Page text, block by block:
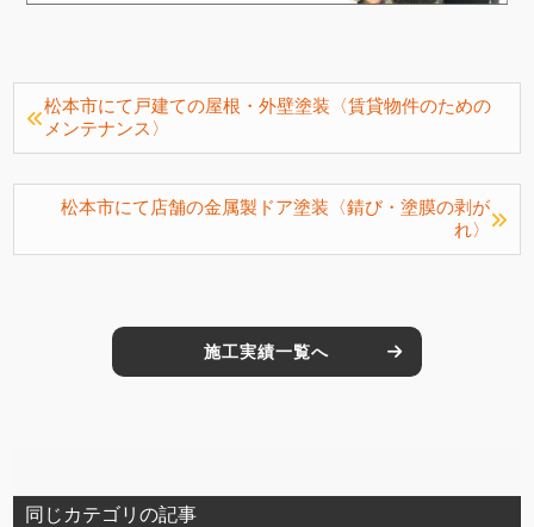
松本市にて戸建ての屋根・外壁塗装〈賃貸物件のための
メンテナンス〉
松本市にて店舗の金属製ドア塗装〈錆び・塗膜の剥が
れ〉
施工実績一覧へ
同じカテゴリの記事